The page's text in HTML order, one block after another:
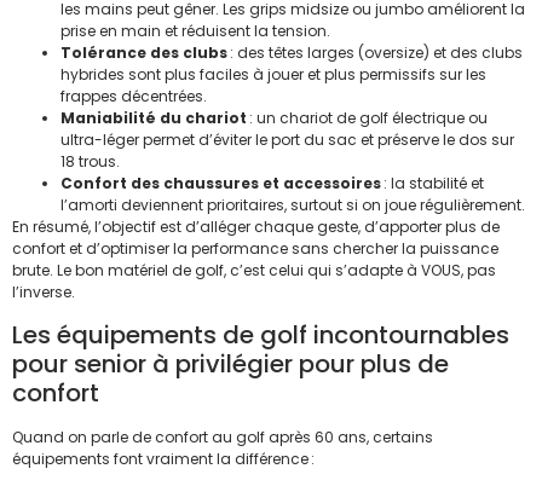
les mains peut gêner. Les grips midsize ou jumbo améliorent la
prise en main et réduisent la tension.
Tolérance des clubs: des têtes larges (oversize) et des clubs
hybrides sont plus faciles à jouer et plus permissifs sur les
frappes décentrées.
Maniabilité du chariot : un chariot de golf électrique ou
ultra-léger permet d’éviter le port du sac et préserve le dos sur
18 trous.
Confort des chaussures et accessoires: la stabilité et
l’amorti deviennent prioritaires, surtout si on joue régulièrement.
En résumé, l’objectif est d’alléger chaque geste, d’apporter plus de
confort et d’optimiser la performance sans chercher la puissance
brute. Le bon matériel de golf, c’est celui qui s’adapte à VOUS, pas
l’inverse.
Les équipements de golf incontournables
pour senior à privilégier pour plus de
confort
Quand on parle de confort au golf après 60 ans, certains
équipements font vraiment la différence :